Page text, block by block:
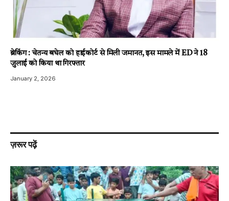
ब्रेकिंग : चेतन्य बघेल को हाईकोर्ट से मिली जमानत, इस मामले में ED ने 18
जुलाई को किया था गिरफ्तार
January 2, 2026
ज़रूर पढ़ें